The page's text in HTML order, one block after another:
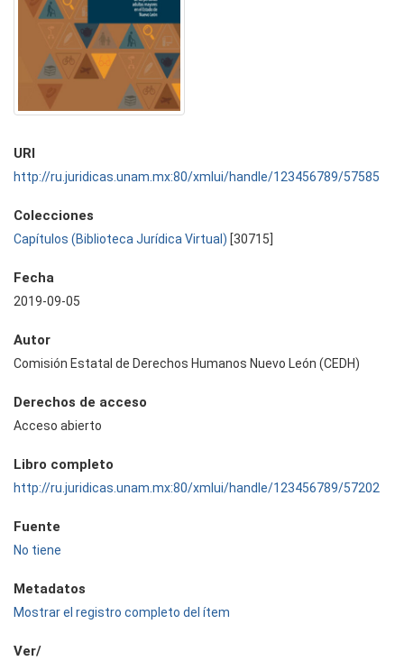
URI
http://ru.juridicas.unam.mx:80/xmlui/handle/123456789/57585
Colecciones
Capítulos (Biblioteca Jurídica Virtual) [30715]
Fecha
2019-09-05
Autor
Comisión Estatal de Derechos Humanos Nuevo León (CEDH)
Derechos de acceso
Acceso abierto
Libro completo
http://ru.juridicas.unam.mx:80/xmlui/handle/123456789/57202
Fuente
No tiene
Metadatos
Mostrar el registro completo del ítem
Ver/